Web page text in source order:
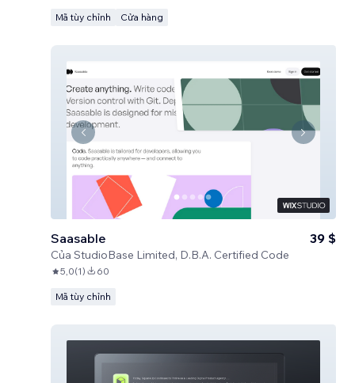
Mã tùy chỉnh Cửa hàng
Saasable
Của StudioBase Limited, D.B.A. Certified Code
39 $
5,0(1) 60
Mã tùy chỉnh